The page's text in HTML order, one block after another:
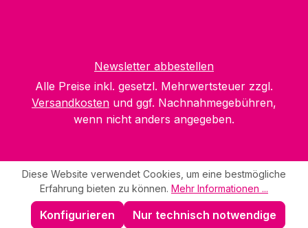
Newsletter abbestellen
Alle Preise inkl. gesetzl. Mehrwertsteuer zzgl.
Versandkosten und ggf. Nachnahmegebühren,
wenn nicht anders angegeben.
Diese Website verwendet Cookies, um eine bestmögliche
Erfahrung bieten zu können. Mehr Informationen ...
Nur technisch notwendige
Konfigurieren